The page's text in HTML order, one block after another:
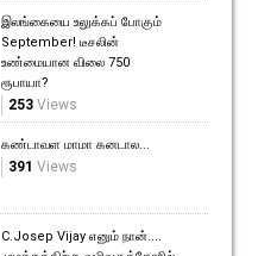
இலங்கையை உலுக்கப் போகும்
September! டீசலின்
உண்மையான விலை 750
ரூபாயா?
253 Views
கண்டாவள மாமா கனடால...
391 Views
C.Josep Vijay எனும் நான்....